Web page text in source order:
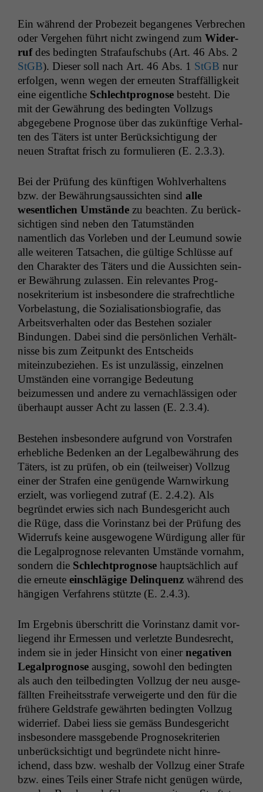
Ein während der Probezeit began­ge­nes Ver­brechen
oder Verge­hen führt nicht zwin­gend zum Wider­
rufdes bed­ingten Strafauf­schubs (Art. 46 Abs. 2
StGB). Dieser soll nach Art. 46 Abs. 1 StGB nur
erfol­gen, wenn wegen der erneuten Straf­fäl­ligkeit
eine eigentliche Schlecht­prog­nose beste­ht. Die
mit der Gewährung des bed­ingten Vol­lzugs
abgegebene Prog­nose über das zukün­ftige Ver­hal­
ten des Täters ist unter Berück­sich­ti­gung der
neuen Straftat frisch zu for­mulieren (E. 2.3.3).
Bei der Prü­fung des kün­fti­gen Wohlver­hal­tens
bzw. der Bewährungsaus­sicht­en sind alle
wesentlichen Umstände zu beacht­en. Zu berück­
sichti­gen sind neben den Tatum­stän­den
namentlich das Vor­leben und der Leu­mund sowie
alle weit­eren Tat­sachen, die gültige Schlüsse auf
den Charak­ter des Täters und die Aus­sicht­en sein­
er Bewährung zulassen. Ein rel­e­vantes Prog­
nosekri­teri­um ist ins­beson­dere die strafrechtliche
Vor­be­las­tung, die Sozial­i­sa­tions­bi­ografie, das
Arbeitsver­hal­ten oder das Beste­hen sozialer
Bindun­gen. Dabei sind die per­sön­lichen Ver­hält­
nisse bis zum Zeit­punkt des Entschei­ds
miteinzubeziehen. Es ist unzuläs­sig, einzel­nen
Umstän­den eine vor­rangige Bedeu­tung
beizumessen und andere zu ver­nach­läs­si­gen oder
über­haupt auss­er Acht zu lassen (E. 2.3.4).
Beste­hen ins­beson­dere auf­grund von Vorstrafen
erhe­bliche Bedenken an der Legal­be­währung des
Täters, ist zu prüfen, ob ein (teil­weis­er) Vol­lzug
ein­er der Strafen eine genü­gende Warn­wirkung
erzielt, was vor­liegend zutraf (E. 2.4.2). Als
begrün­det erwies sich nach Bun­des­gericht auch
die Rüge, dass die Vorin­stanz bei der Prü­fung des
Wider­rufs keine aus­ge­wo­gene Würdi­gung aller für
die Legal­prog­nose rel­e­van­ten Umstände vor­nahm,
son­dern die Schlecht­prog­nose haupt­säch­lich auf
die erneute ein­schlägige Delin­quenz während des
hängi­gen Ver­fahrens stützte (E. 2.4.3).
Im Ergeb­nis über­schritt die Vorin­stanz damit vor­
liegend ihr Ermessen und ver­let­zte Bun­desrecht,
indem sie in jed­er Hin­sicht von ein­er neg­a­tiv­en
Legal­prog­nose aus­ging, sowohl den bed­ingten
als auch den teilbe­d­ingten Vol­lzug der neu aus­ge­
fäll­ten Frei­heitsstrafe ver­weigerte und den für die
frühere Geld­strafe gewährten bed­ingten Vol­lzug
wider­rief. Dabei liess sie gemäss Bun­des­gericht
ins­beson­dere mass­gebende Prog­nosekri­te­rien
unberück­sichtigt und begrün­dete nicht hin­re­
ichend, dass bzw. weshalb der Vol­lzug ein­er Strafe
bzw. eines Teils ein­er Strafe nicht genü­gen würde,